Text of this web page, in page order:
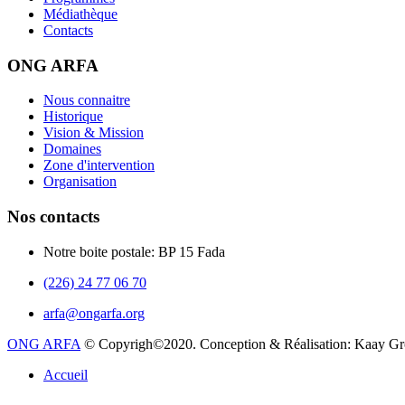
Médiathèque
Contacts
ONG ARFA
Nous connaitre
Historique
Vision & Mission
Domaines
Zone d'intervention
Organisation
Nos contacts
Notre boite postale: BP 15 Fada
(226) 24 77 06 70
arfa@ongarfa.org
ONG ARFA © Copyrigh©2020. Conception & Réalisation: Kaay
Accueil